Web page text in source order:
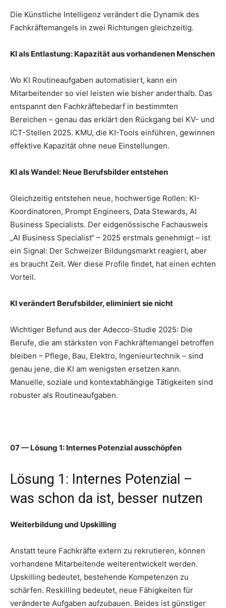
Die Künstliche Intelligenz verändert die Dynamik des
Fachkräftemangels in zwei Richtungen gleichzeitig.
KI als Entlastung: Kapazität aus vorhandenen Menschen
Wo KI Routineaufgaben automatisiert, kann ein
Mitarbeitender so viel leisten wie bisher anderthalb. Das
entspannt den Fachkräftebedarf in bestimmten
Bereichen – genau das erklärt den Rückgang bei KV- und
ICT-Stellen 2025. KMU, die KI-Tools einführen, gewinnen
effektive Kapazität ohne neue Einstellungen.
KI als Wandel: Neue Berufsbilder entstehen
Gleichzeitig entstehen neue, hochwertige Rollen: KI-
Koordinatoren, Prompt Engineers, Data Stewards, AI
Business Specialists. Der eidgenössische Fachausweis
„AI Business Specialist“ – 2025 erstmals genehmigt – ist
ein Signal: Der Schweizer Bildungsmarkt reagiert, aber
es braucht Zeit. Wer diese Profile findet, hat einen echten
Vorteil.
KI verändert Berufsbilder, eliminiert sie nicht
Wichtiger Befund aus der Adecco-Studie 2025: Die
Berufe, die am stärksten von Fachkräftemangel betroffen
bleiben – Pflege, Bau, Elektro, Ingenieurtechnik – sind
genau jene, die KI am wenigsten ersetzen kann.
Manuelle, soziale und kontextabhängige Tätigkeiten sind
robuster als Routineaufgaben.
07 — Lösung 1: Internes Potenzial ausschöpfen
Lösung 1: Internes Potenzial –
was schon da ist, besser nutzen
Weiterbildung und Upskilling
Anstatt teure Fachkräfte extern zu rekrutieren, können
vorhandene Mitarbeitende weiterentwickelt werden.
Upskilling bedeutet, bestehende Kompetenzen zu
schärfen. Reskilling bedeutet, neue Fähigkeiten für
veränderte Aufgaben aufzubauen. Beides ist günstiger